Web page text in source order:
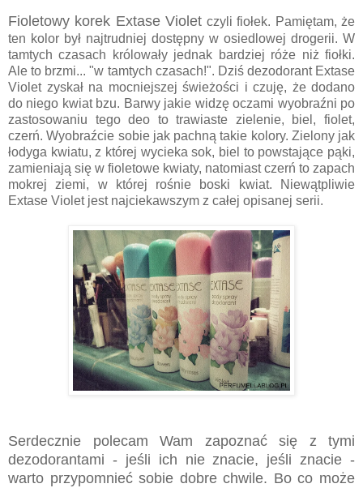
Fioletowy korek Extase Violet czyli fiołek. Pamiętam, że
ten kolor był najtrudniej dostępny w osiedlowej drogerii. W
tamtych czasach królowały jednak bardziej róże niż fiołki.
Ale to brzmi... "w tamtych czasach!". Dziś dezodorant Extase
Violet zyskał na mocniejszej świeżości i czuję, że dodano
do niego kwiat bzu. Barwy jakie widzę oczami wyobraźni po
zastosowaniu tego deo to trawiaste zielenie, biel, fiolet,
czerń. Wyobraźcie sobie jak pachną takie kolory. Zielony jak
łodyga kwiatu, z której wycieka sok, biel to powstające pąki,
zamieniają się w fioletowe kwiaty, natomiast czerń to zapach
mokrej ziemi, w której rośnie boski kwiat. Niewątpliwie
Extase Violet jest najciekawszym z całej opisanej serii.
Serdecznie polecam Wam zapoznać się z tymi
dezodorantami - jeśli ich nie znacie, jeśli znacie -
warto przypomnieć sobie dobre chwile. Bo co może